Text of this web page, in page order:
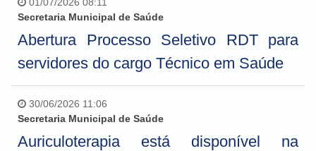
Secretaria Municipal de Saúde
Abertura Processo Seletivo RDT para
servidores do cargo Técnico em Saúde
30/06/2026 11:06
Secretaria Municipal de Saúde
Auriculoterapia está disponível na